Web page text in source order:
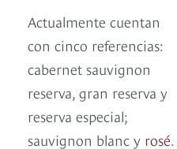
Actualmente cuentan
con cinco referencias:
cabernet sauvignon
reserva, gran reserva y
reserva especial;
sauvignon blanc y rosé